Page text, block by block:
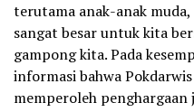
terutama anak-anak
sangat besar untuk kita
gampong kita. Pada
informasi bahwa
memperoleh penghargaan